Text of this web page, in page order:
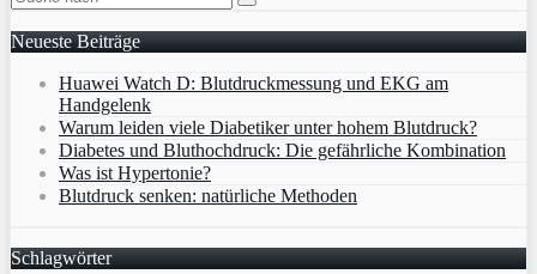
Neueste Beiträge
Huawei Watch D: Blutdruckmessung und EKG am
Handgelenk
Warum leiden viele Diabetiker unter hohem Blutdruck?
Diabetes und Bluthochdruck: Die gefährliche Kombination
Was ist Hypertonie?
Blutdruck senken: natürliche Methoden
Schlagwörter